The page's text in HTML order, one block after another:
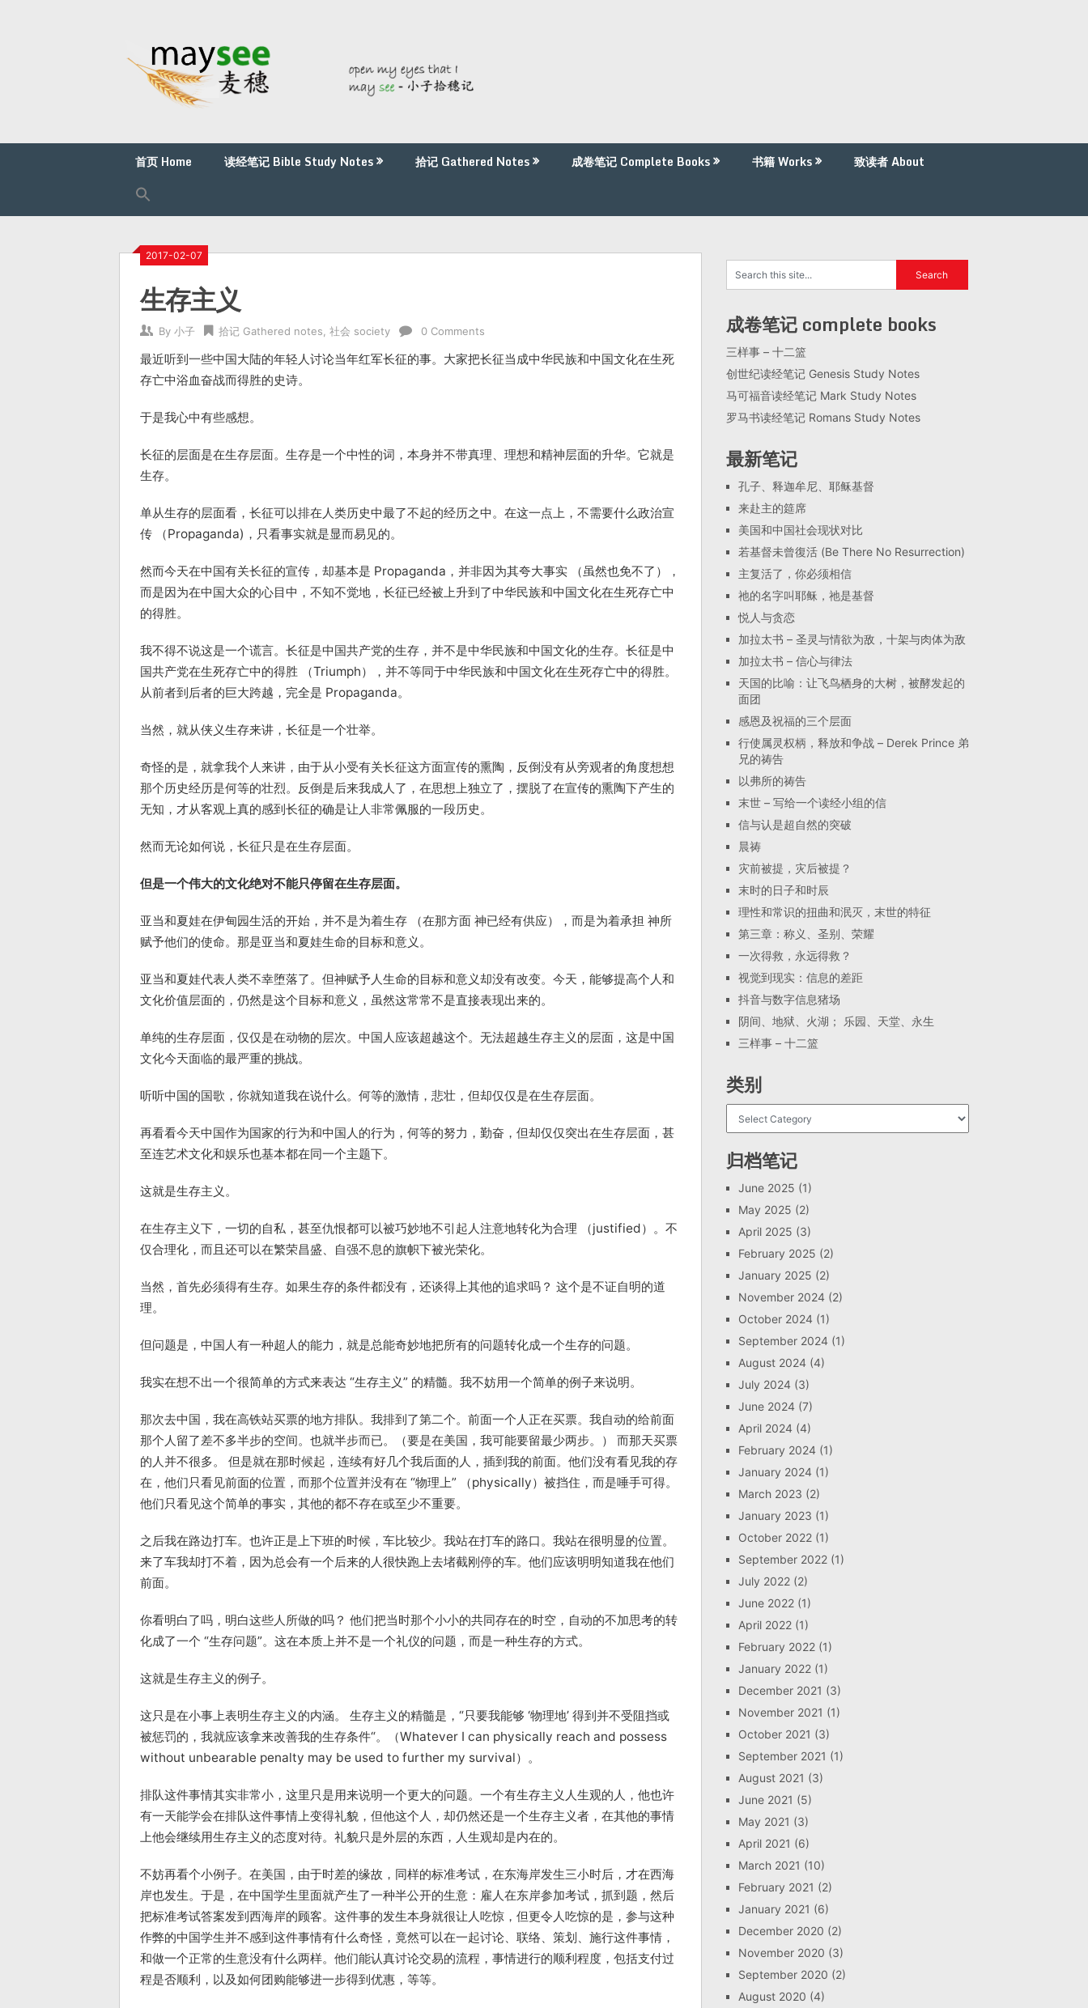
首页 Home 读经笔记 Bible Study Notes 拾记 Gathered Notes 成卷笔记 Complete Books 书籍 Works 致读者 About
2017-02-07
生存主义
By 小子 拾记 Gathered notes 社会 society 0 Comments
最近听到一些中国大陆的年轻人讨论当年红军长征的事。大家把长征当成中华民族和中国文化在生死
存亡中浴血奋战而得胜的史诗。
于是我心中有些感想。
长征的层面是在生存层面。生存是一个中性的词，本身并不带真理、理想和精神层面的升华。它就是
生存。
单从生存的层面看，长征可以排在人类历史中最了不起的经历之中。在这一点上，不需要什么政治宣
传 （Propaganda)，只看事实就是显而易见的。
然而今天在中国有关长征的宣传，却基本是 Propaganda，并非因为其夸大事实 （虽然也免不了），
而是因为在中国大众的心目中，不知不觉地，长征已经被上升到了中华民族和中国文化在生死存亡中
的得胜。
我不得不说这是一个谎言。长征是中国共产党的生存，并不是中华民族和中国文化的生存。长征是中
国共产党在生死存亡中的得胜 （Triumph），并不等同于中华民族和中国文化在生死存亡中的得胜。
从前者到后者的巨大跨越，完全是 Propaganda。
当然，就从侠义生存来讲，长征是一个壮举。
奇怪的是，就拿我个人来讲，由于从小受有关长征这方面宣传的熏陶，反倒没有从旁观者的角度想想
那个历史经历是何等的壮烈。反倒是后来我成人了，在思想上独立了，摆脱了在宣传的熏陶下产生的
无知，才从客观上真的感到长征的确是让人非常佩服的一段历史。
然而无论如何说，长征只是在生存层面。
但是一个伟大的文化绝对不能只停留在生存层面。
亚当和夏娃在伊甸园生活的开始，并不是为着生存 （在那方面 神已经有供应），而是为着承担 神所
赋予他们的使命。那是亚当和夏娃生命的目标和意义。
亚当和夏娃代表人类不幸堕落了。但神赋予人生命的目标和意义却没有改变。今天，能够提高个人和
文化价值层面的，仍然是这个目标和意义，虽然这常常不是直接表现出来的。
单纯的生存层面，仅仅是在动物的层次。中国人应该超越这个。无法超越生存主义的层面，这是中国
文化今天面临的最严重的挑战。
听听中国的国歌，你就知道我在说什么。何等的激情，悲壮，但却仅仅是在生存层面。
再看看今天中国作为国家的行为和中国人的行为，何等的努力，勤奋，但却仅仅突出在生存层面，甚
至连艺术文化和娱乐也基本都在同一个主题下。
这就是生存主义。
在生存主义下，一切的自私，甚至仇恨都可以被巧妙地不引起人注意地转化为合理 （justified）。不
仅合理化，而且还可以在繁荣昌盛、自强不息的旗帜下被光荣化。
当然，首先必须得有生存。如果生存的条件都没有，还谈得上其他的追求吗？ 这个是不证自明的道
理。
但问题是，中国人有一种超人的能力，就是总能奇妙地把所有的问题转化成一个生存的问题。
我实在想不出一个很简单的方式来表达 “生存主义” 的精髓。我不妨用一个简单的例子来说明。
那次去中国，我在高铁站买票的地方排队。我排到了第二个。前面一个人正在买票。我自动的给前面
那个人留了差不多半步的空间。也就半步而已。（要是在美国，我可能要留最少两步。） 而那天买票
的人并不很多。 但是就在那时候起，连续有好几个我后面的人，插到我的前面。他们没有看见我的存
在，他们只看见前面的位置，而那个位置并没有在 “物理上” （physically）被挡住，而是唾手可得。
他们只看见这个简单的事实，其他的都不存在或至少不重要。
之后我在路边打车。也许正是上下班的时候，车比较少。我站在打车的路口。我站在很明显的位置。
来了车我却打不着，因为总会有一个后来的人很快跑上去堵截刚停的车。他们应该明明知道我在他们
前面。
你看明白了吗，明白这些人所做的吗？ 他们把当时那个小小的共同存在的时空，自动的不加思考的转
化成了一个 “生存问题”。这在本质上并不是一个礼仪的问题，而是一种生存的方式。
这就是生存主义的例子。
这只是在小事上表明生存主义的内涵。 生存主义的精髓是，“只要我能够 ‘物理地’ 得到并不受阻挡或
被惩罚的，我就应该拿来改善我的生存条件“。（Whatever I can physically reach and possess
without unbearable penalty may be used to further my survival）。
排队这件事情其实非常小，这里只是用来说明一个更大的问题。一个有生存主义人生观的人，他也许
有一天能学会在排队这件事情上变得礼貌，但他这个人，却仍然还是一个生存主义者，在其他的事情
上他会继续用生存主义的态度对待。礼貌只是外层的东西，人生观却是内在的。
不妨再看个小例子。在美国，由于时差的缘故，同样的标准考试，在东海岸发生三小时后，才在西海
岸也发生。于是，在中国学生里面就产生了一种半公开的生意：雇人在东岸参加考试，抓到题，然后
把标准考试答案发到西海岸的顾客。这件事的发生本身就很让人吃惊，但更令人吃惊的是，参与这种
作弊的中国学生并不感到这件事情有什么奇怪，竟然可以在一起讨论、联络、策划、施行这件事情，
和做一个正常的生意没有什么两样。他们能认真讨论交易的流程，事情进行的顺利程度，包括支付过
程是否顺利，以及如何团购能够进一步得到优惠，等等。
成卷笔记 complete books
三样事 – 十二篮
创世纪读经笔记 Genesis Study Notes
马可福音读经笔记 Mark Study Notes
罗马书读经笔记 Romans Study Notes
最新笔记
孔子、释迦牟尼、耶稣基督
来赴主的筵席
美国和中国社会现状对比
若基督未曾復活 (Be There No Resurrection)
主复活了，你必须相信
祂的名字叫耶稣，祂是基督
悦人与贪恋
加拉太书 – 圣灵与情欲为敌，十架与肉体为敌
加拉太书 – 信心与律法
天国的比喻：让飞鸟栖身的大树，被酵发起的
面团
感恩及祝福的三个层面
行使属灵权柄，释放和争战 – Derek Prince 弟
兄的祷告
以弗所的祷告
末世 – 写给一个读经小组的信
信与认是超自然的突破
晨祷
灾前被提，灾后被提？
末时的日子和时辰
理性和常识的扭曲和泯灭，末世的特征
第三章：称义、圣别、荣耀
一次得救，永远得救？
视觉到现实：信息的差距
抖音与数字信息猪场
阴间、地狱、火湖； 乐园、天堂、永生
三样事 – 十二篮
类别
归档笔记
June 2025 (1)
May 2025 (2)
April 2025 (3)
February 2025 (2)
January 2025 (2)
November 2024 (2)
October 2024 (1)
September 2024 (1)
August 2024 (4)
July 2024 (3)
June 2024 (7)
April 2024 (4)
February 2024 (1)
January 2024 (1)
March 2023 (2)
January 2023 (1)
October 2022 (1)
September 2022 (1)
July 2022 (2)
June 2022 (1)
April 2022 (1)
February 2022 (1)
January 2022 (1)
December 2021 (3)
November 2021 (1)
October 2021 (3)
September 2021 (1)
August 2021 (3)
June 2021 (5)
May 2021 (3)
April 2021 (6)
March 2021 (10)
February 2021 (2)
January 2021 (6)
December 2020 (2)
November 2020 (3)
September 2020 (2)
August 2020 (4)